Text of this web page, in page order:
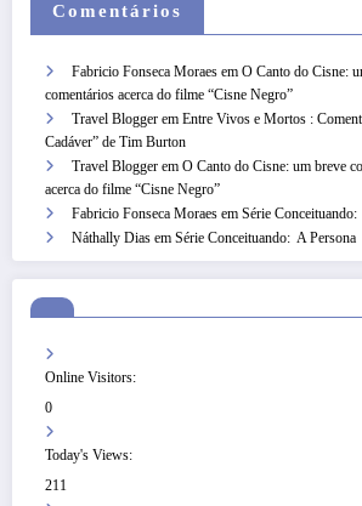
Comentários
Fabricio Fonseca Moraes em O Canto do Cisne:
comentários acerca do filme “Cisne Negro”
Travel Blogger em Entre Vivos e Mortos :
Cadáver” de Tim Burton
Travel Blogger em O Canto do Cisne: um breve
acerca do filme “Cisne Negro”
Fabricio Fonseca Moraes em Série
Náthally Dias em Série Conceituando: A Persona
Online Visitors:
0
Today's Views:
211